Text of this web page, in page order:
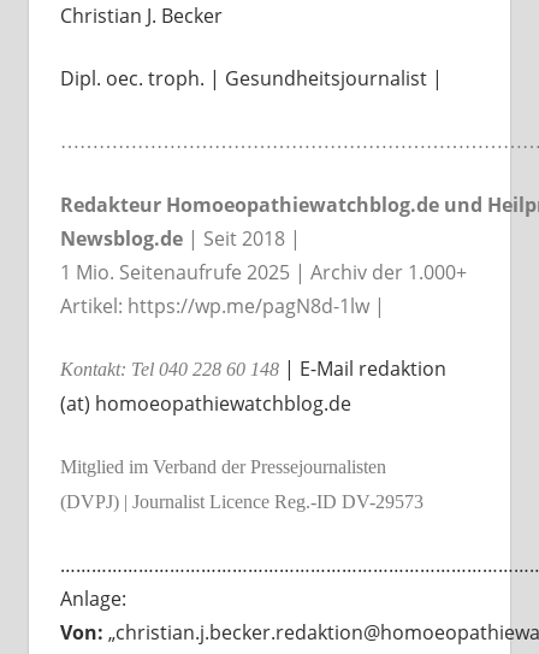
Christian J. Becker
Dipl. oec. troph. | Gesundheitsjournalist |
Redakteur Homoeopathiewatchblog.de und
Newsblog.de | Seit 2018 |
1 Mio. Seitenaufrufe 2025 | Archiv der 1.000+
Artikel: https://wp.me/pagN8d-1lw |
Kontakt: Tel 040 228 60 148 | E-Mail redaktion
(at) homoeopathiewatchblog.de
Mitglied im Verband der Pressejournalisten
(DVPJ) | Journalist Licence Reg.-ID DV-29573
Anlage:
Von: